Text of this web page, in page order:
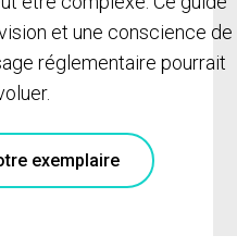
et une conscience de
réglementaire pourrait
exemplaire